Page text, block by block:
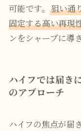
可能です。 狙い通
固定する高い再現
ンをシャープに導
ハイフでは届き
のアプローチ
ハイフの焦点が届